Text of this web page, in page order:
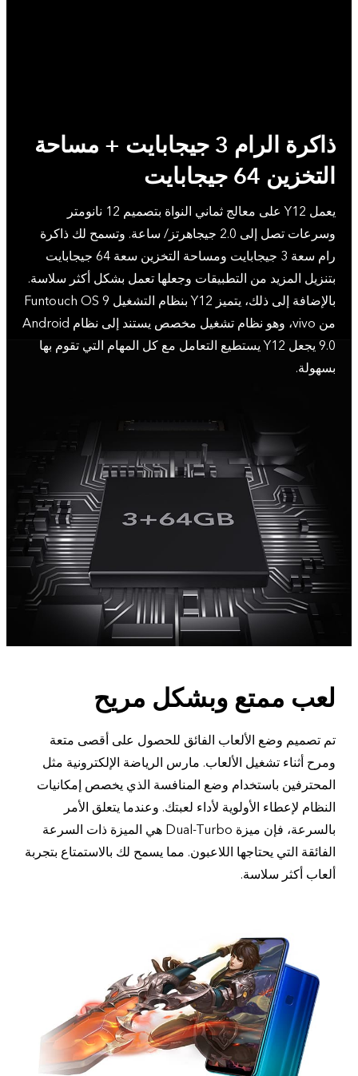
ذاكرة الرام 3 جيجابايت + مساحة
التخزين 64 جيجابايت
يعمل Y12 على معالج ثماني النواة بتصميم 12 نانومتر
وسرعات تصل إلى 2.0 جيجاهرتز/ ساعة. وتسمح لك ذاكرة
رام سعة 3 جيجابايت ومساحة التخزين سعة 64 جيجابايت
بتنزيل المزيد من التطبيقات وجعلها تعمل بشكل أكثر سلاسة.
بالإضافة إلى ذلك، يتميز Y12 بنظام التشغيل Funtouch OS 9
من vivo، وهو نظام تشغيل مخصص يستند إلى نظام Android
9.0 يجعل Y12 يستطيع التعامل مع كل المهام التي تقوم بها
بسهولة.
لعب ممتع وبشكل مريح
تم تصميم وضع الألعاب الفائق للحصول على أقصى متعة
ومرح أثناء تشغيل الألعاب. مارس الرياضة الإلكترونية مثل
المحترفين باستخدام وضع المنافسة الذي يخصص إمكانيات
النظام لإعطاء الأولوية لأداء لعبتك. وعندما يتعلق الأمر
بالسرعة، فإن ميزة Dual-Turbo هي الميزة ذات السرعة
الفائقة التي يحتاجها اللاعبون. مما يسمح لك بالاستمتاع بتجربة
ألعاب أكثر سلاسة.